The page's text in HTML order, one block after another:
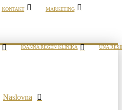
KONTAKT MARKETING
IOANNA REGEN KLINIKA UNA
Naslovna